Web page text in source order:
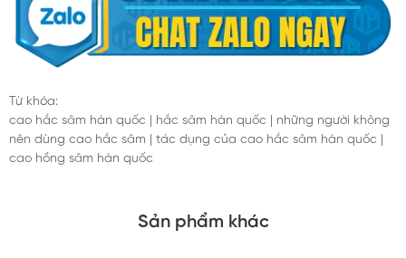
Từ khóa:
cao hắc sâm hàn quốc
hắc sâm hàn quốc
những người không
nên dùng cao hắc sâm
tác dụng của cao hắc sâm hàn quốc
cao hồng sâm hàn quốc
Sản phẩm khác